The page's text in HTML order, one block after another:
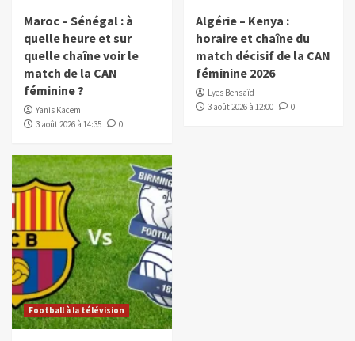
Maroc – Sénégal : à
quelle heure et sur
quelle chaîne voir le
match de la CAN
féminine ?
Yanis Kacem
3 août 2026 à 14:35
0
Algérie – Kenya :
horaire et chaîne du
match décisif de la CAN
féminine 2026
Lyes Bensaïd
3 août 2026 à 12:00
0
Football à la télévision